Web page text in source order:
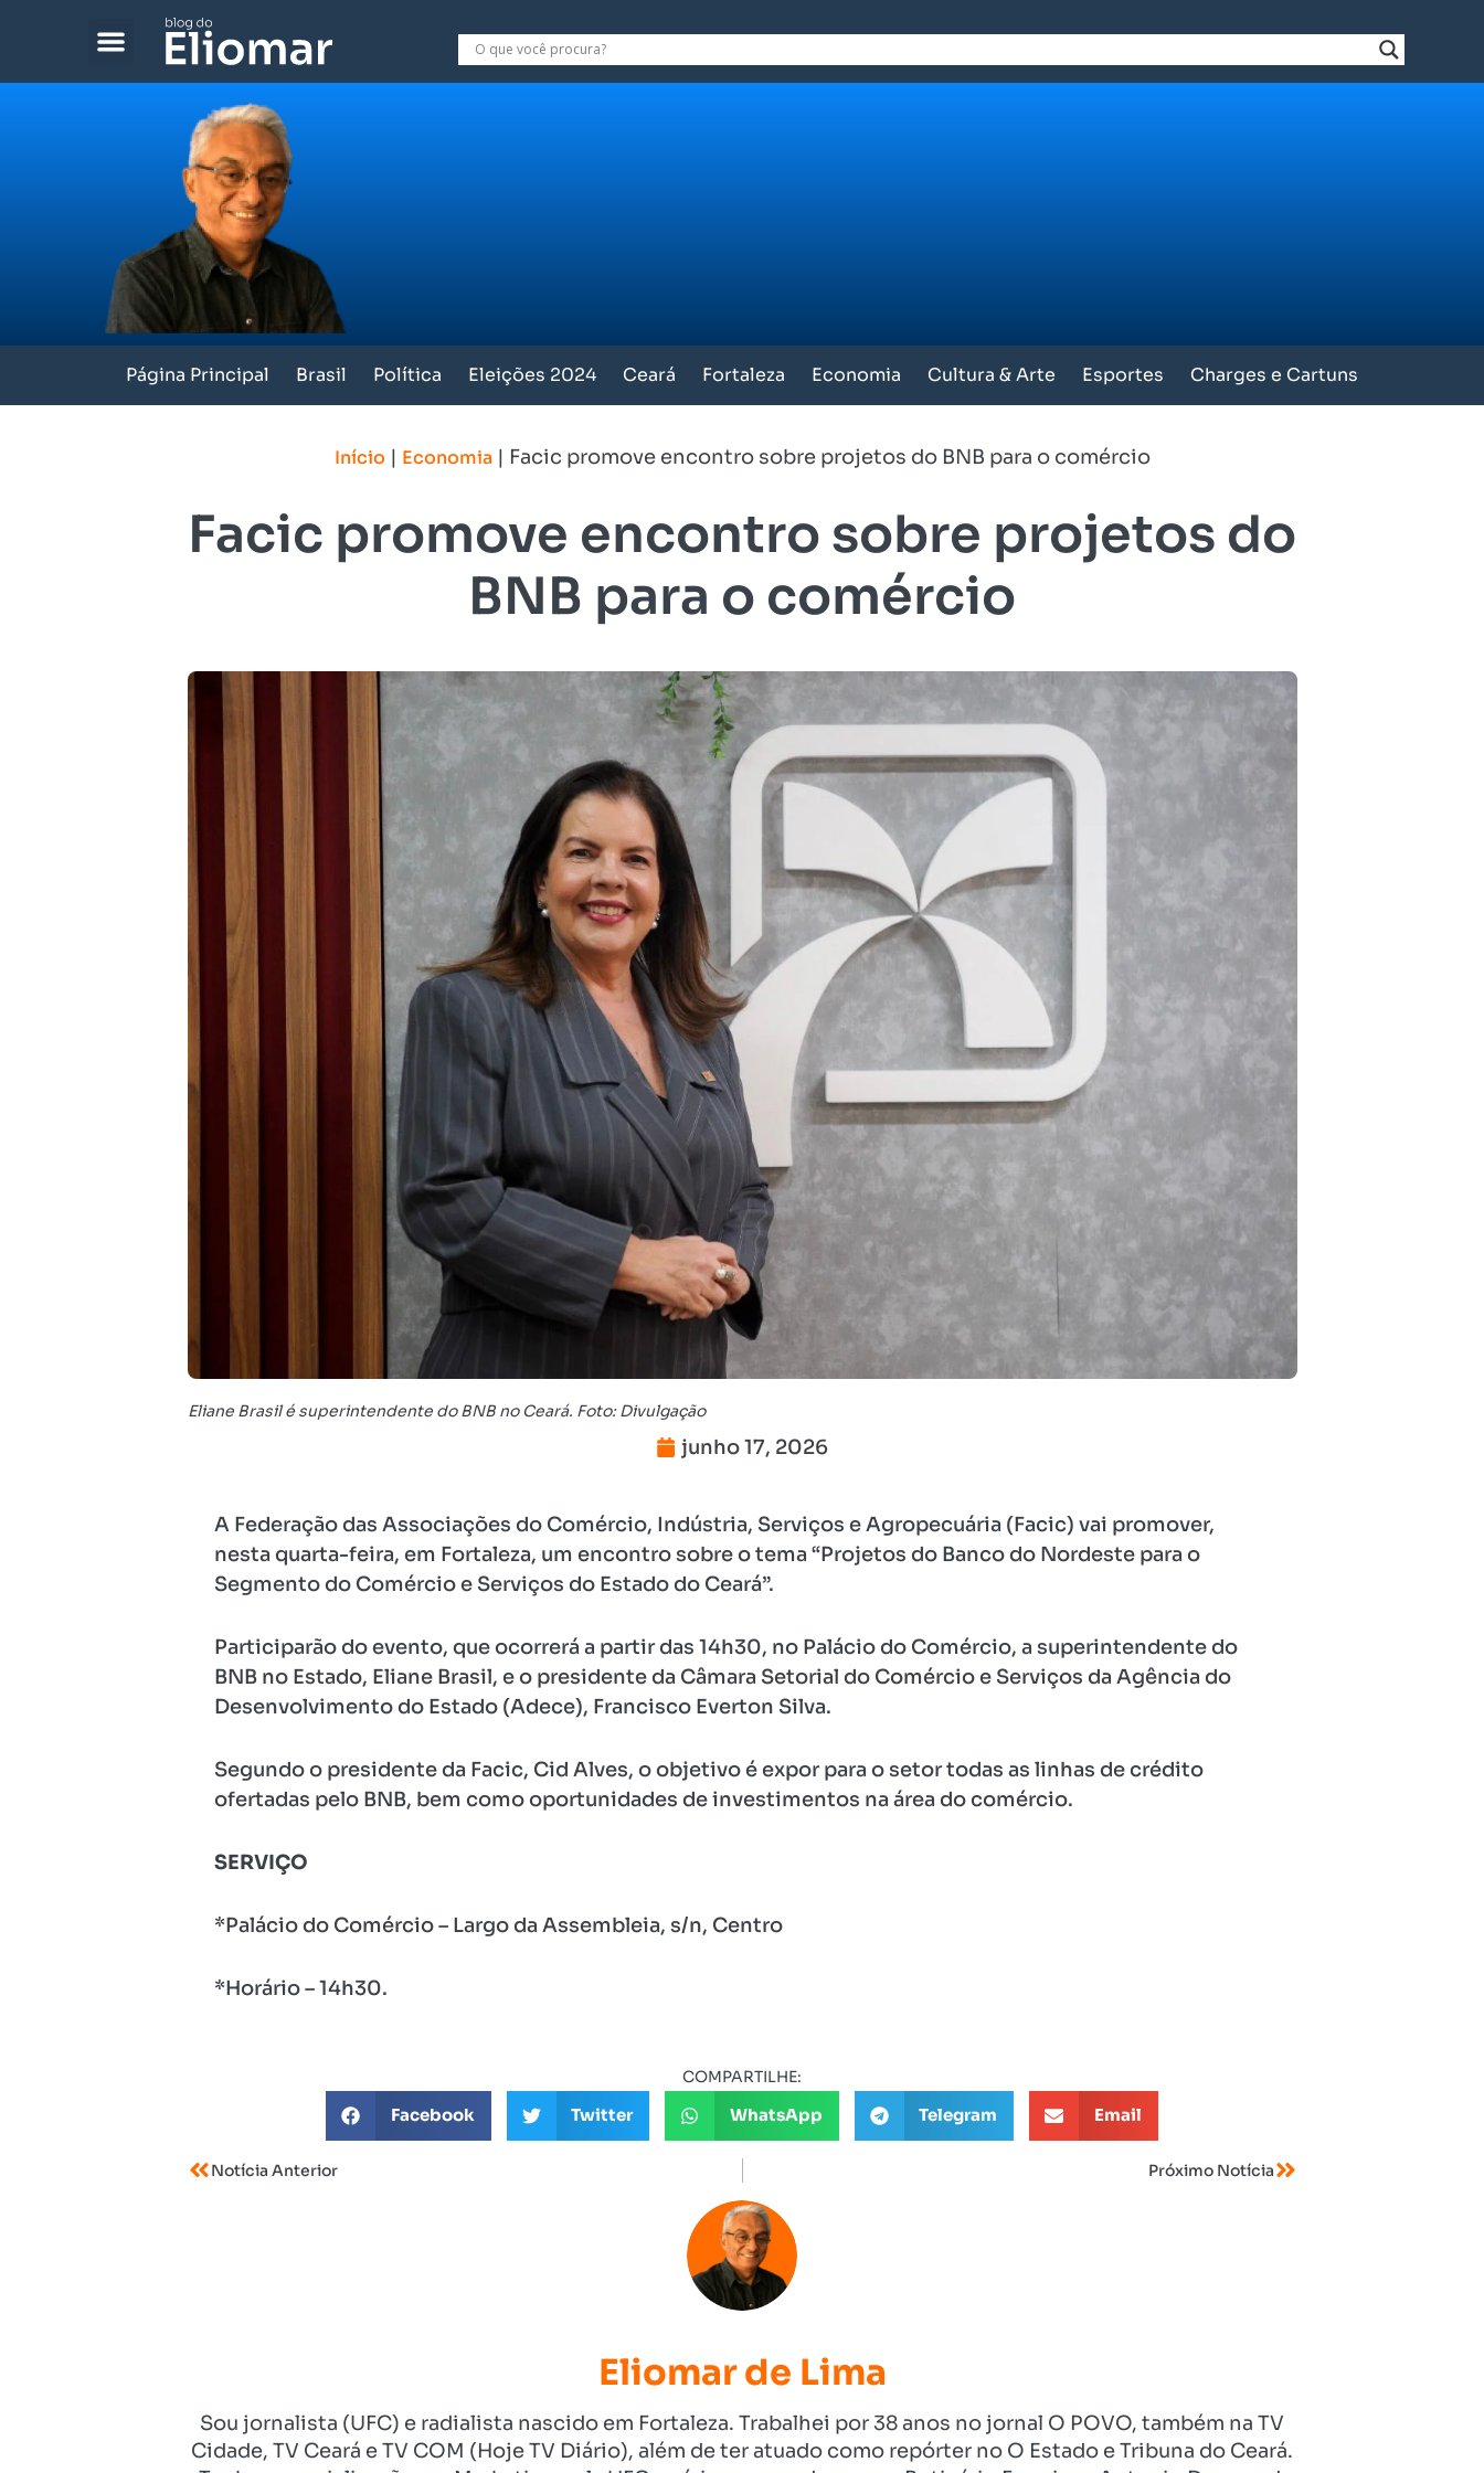
Página Principal Brasil Política Eleições 2024 Ceará Fortaleza Economia Cultura & Arte Esportes Charges e Cartuns
Início | Economia | Facic promove encontro sobre projetos do BNB para o comércio
Facic promove encontro sobre projetos do
BNB para o comércio
Eliane Brasil é superintendente do BNB no Ceará. Foto: Divulgação
junho 17, 2026
A Federação das Associações do Comércio, Indústria, Serviços e Agropecuária (Facic) vai promover,
nesta quarta-feira, em Fortaleza, um encontro sobre o tema “Projetos do Banco do Nordeste para o
Segmento do Comércio e Serviços do Estado do Ceará”.
Participarão do evento, que ocorrerá a partir das 14h30, no Palácio do Comércio, a superintendente do
BNB no Estado, Eliane Brasil, e o presidente da Câmara Setorial do Comércio e Serviços da Agência do
Desenvolvimento do Estado (Adece), Francisco Everton Silva.
Segundo o presidente da Facic, Cid Alves, o objetivo é expor para o setor todas as linhas de crédito
ofertadas pelo BNB, bem como oportunidades de investimentos na área do comércio.
SERVIÇO
*Palácio do Comércio – Largo da Assembleia, s/n, Centro
*Horário – 14h30.
COMPARTILHE:
Facebook Twitter WhatsApp Telegram Email
Notícia Anterior Próximo Notícia
Eliomar de Lima
Sou jornalista (UFC) e radialista nascido em Fortaleza. Trabalhei por 38 anos no jornal O POVO, também na TV
Cidade, TV Ceará e TV COM (Hoje TV Diário), além de ter atuado como repórter no O Estado e Tribuna do Ceará.